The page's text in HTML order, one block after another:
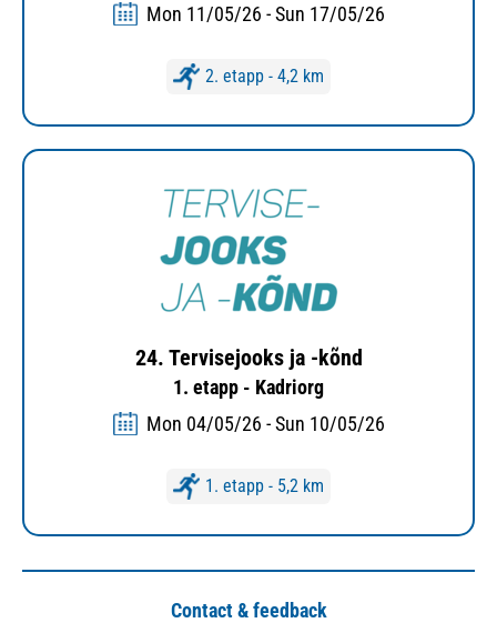
Mon 11/05/26 - Sun 17/05/26
2. etapp - 4,2 km
24. Tervisejooks ja -kõnd
1. etapp - Kadriorg
Mon 04/05/26 - Sun 10/05/26
1. etapp - 5,2 km
Contact & feedback